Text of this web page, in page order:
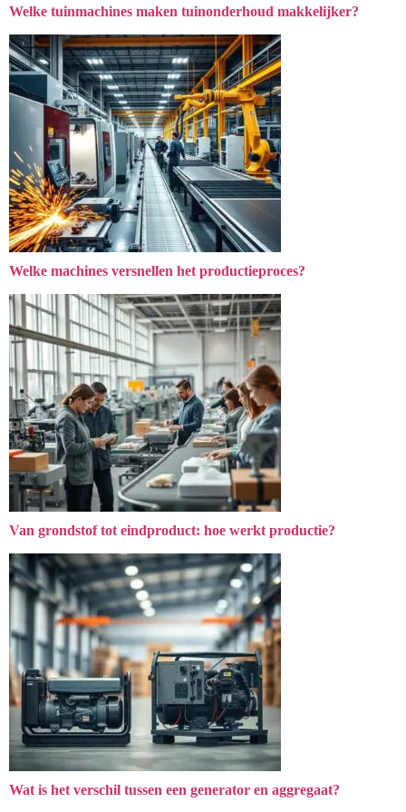
Welke tuinmachines maken tuinonderhoud makkelijker?
Welke machines versnellen het productieproces?
Van grondstof tot eindproduct: hoe werkt productie?
Wat is het verschil tussen een generator en aggregaat?